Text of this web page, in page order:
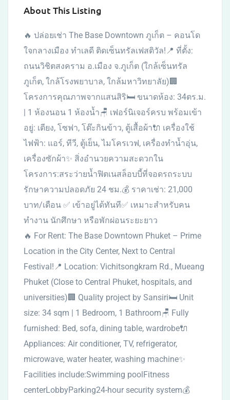
About This Listing
🔥 ปล่อยเช่า The Base Downtown ภูเก็ต – คอนโด
ใจกลางเมือง ทำเลดี ติดเซ็นทรัลเฟสติวัล!📍 ที่ตั้ง:
ถนนวิชิตสงคราม อ.เมือง จ.ภูเก็ต (ใกล้เซ็นทรัล
ภูเก็ต, ใกล้โรงพยาบาล, ใกล้มหาวิทยาลัย)🏢
โครงการคุณภาพจากแสนสิริ🛏 ขนาดห้อง: 34ตร.ม.
| 1 ห้องนอน 1 ห้องน้ำ🪑 เฟอร์นิเจอร์ครบ พร้อมเข้า
อยู่: เตียง, โซฟา, โต๊ะกินข้าว, ตู้เสื้อผ้า🔌 เครื่องใช้
ไฟฟ้า: แอร์, ทีวี, ตู้เย็น, ไมโครเวฟ, เครื่องทำน้ำอุ่น,
เครื่องซักผ้า✨ สิ่งอำนวยความสะดวกใน
โครงการ:สระว่ายน้ำฟิตเนสล็อบบี้ที่จอดรถระบบ
รักษาความปลอดภัย 24 ชม.💰 ราคาเช่า: 21,000
บาท/เดือน ✅ เข้าอยู่ได้ทันที✅ เหมาะสำหรับคน
ทำงาน นักศึกษา หรือพักผ่อนระยะยาว
🔥 For Rent: The Base Downtown Phuket – Prime
Location in the City Center, Next to Central
Festival!📍 Location: Vichitsongkram Rd., Mueang
Phuket (Close to Central Phuket, hospitals, and
universities)🏢 Quality project by Sansiri🛏 Unit
size: 34 sqm | 1 Bedroom, 1 Bathroom🪑 Fully
furnished: Bed, sofa, dining table, wardrobe🔌
Appliances: Air conditioner, TV, refrigerator,
microwave, water heater, washing machine✨
Facilities include:Swimming poolFitness
centerLobbyParking24-hour security system💰